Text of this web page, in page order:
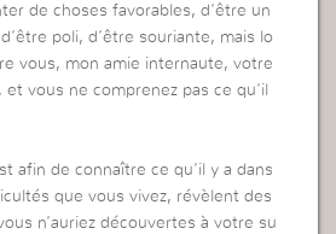
de choses favorables, d’être un
poli, d’être souriante, mais lo
vous, mon amie internaute, votre
vous ne comprenez pas ce qu’il
afin de connaître ce qu’il y a dans
que vous vivez, révèlent des
n’auriez découvertes à votre su